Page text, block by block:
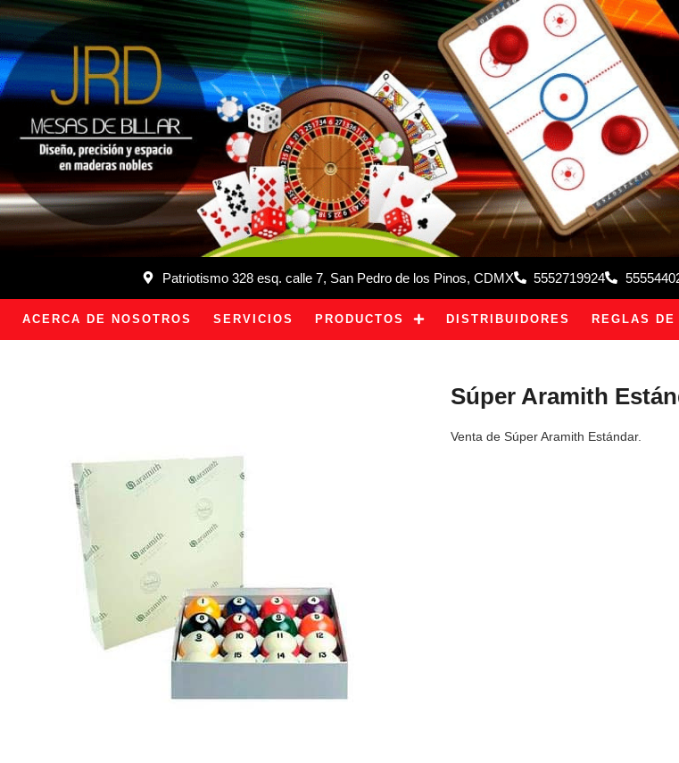
Patriotismo 328 esq. calle 7, San Pedro de los Pinos, CDMX 5552719924
ACERCA DE NOSOTROS SERVICIOS PRODUCTOS DISTRIBUIDORES REGLAS DE
Súper Aramith
Venta de Súper Aramith Estándar.